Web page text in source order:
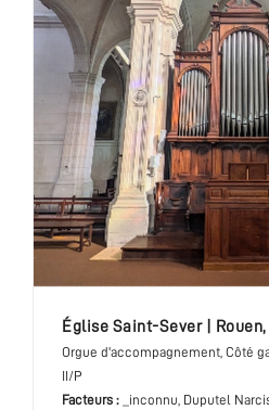
église Saint-Sever| Rouen,
Orgue d'accompagnement, Côté
II/P
Facteurs :
_inconnu, Duputel